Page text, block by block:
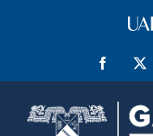
Facebook